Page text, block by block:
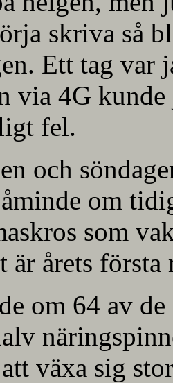
skriva så
Ett tag var
via 4G
fel.
och
om
som
är årets
om 64 av
växa sig